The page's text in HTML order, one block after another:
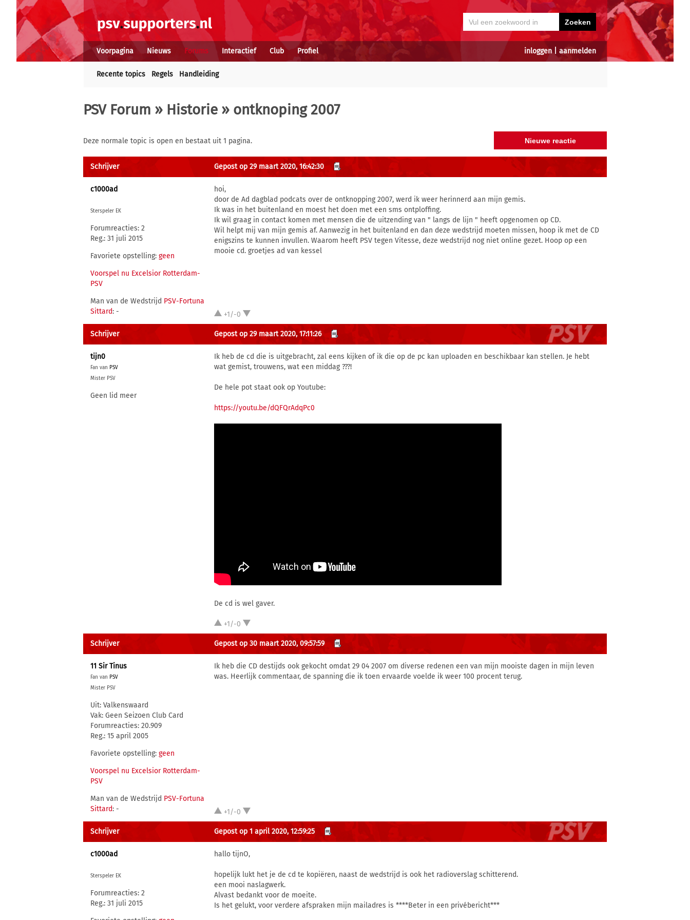
inloggen| aanmelden
Voorpagina Nieuws Forums Interactief Club Profiel
Recente topics Regels Handleiding
PSV Forum » Historie » ontknoping 2007
Deze normale topic is open en bestaat uit 1 pagina.
Schrijver Gepost op 29 maart 2020, 16:42:30
c1000ad
Sterspeler EK
Forumreacties: 2
Reg.: 31 juli 2015
Favoriete opstelling: geen
Voorspel nu Excelsior Rotterdam-
PSV
Man van de Wedstrijd PSV-Fortuna
Sittard: -
hoi,
door de Ad dagblad podcats over de ontknopping 2007, werd ik weer herinnerd aan mijn gemis.
Ik was in het buitenland en moest het doen met een sms ontploffing.
Ik wil graag in contact komen met mensen die de uitzending van " langs de lijn " heeft opgenomen op CD.
Wil helpt mij van mijn gemis af. Aanwezig in het buitenland en dan deze wedstrijd moeten missen, hoop ik met de CD
enigszins te kunnen invullen. Waarom heeft PSV tegen Vitesse, deze wedstrijd nog niet online gezet. Hoop op een
mooie cd. groetjes ad van kessel
+1/-0
Schrijver Gepost op 29 maart 2020, 17:11:26
tijn0
Fan van PSV
Mister PSV
Geen lid meer
Ik heb de cd die is uitgebracht, zal eens kijken of ik die op de pc kan uploaden en beschikbaar kan stellen. Je hebt
wat gemist, trouwens, wat een middag ???!
De hele pot staat ook op Youtube:
https://youtu.be/dQFQrAdqPc0
De cd is wel gaver.
+1/-0
Schrijver Gepost op 30 maart 2020, 09:57:59
11 Sir Tinus
Fan van PSV
Mister PSV
Uit: Valkenswaard
Vak: Geen Seizoen Club Card
Forumreacties: 20.909
Reg.: 15 april 2005
Favoriete opstelling: geen
Voorspel nu Excelsior Rotterdam-
PSV
Man van de Wedstrijd PSV-Fortuna
Sittard: -
Ik heb die CD destijds ook gekocht omdat 29 04 2007 om diverse redenen een van mijn mooiste dagen in mijn leven
was. Heerlijk commentaar, de spanning die ik toen ervaarde voelde ik weer 100 procent terug.
+1/-0
Schrijver Gepost op 1 april 2020, 12:59:25
c1000ad
Sterspeler EK
Forumreacties: 2
Reg.: 31 juli 2015
hallo tijnO,
hopelijk lukt het je de cd te kopiëren, naast de wedstrijd is ook het radioverslag schitterend.
een mooi naslagwerk.
Alvast bedankt voor de moeite.
Is het gelukt, voor verdere afspraken mijn mailadres is ****Beter in een privébericht***